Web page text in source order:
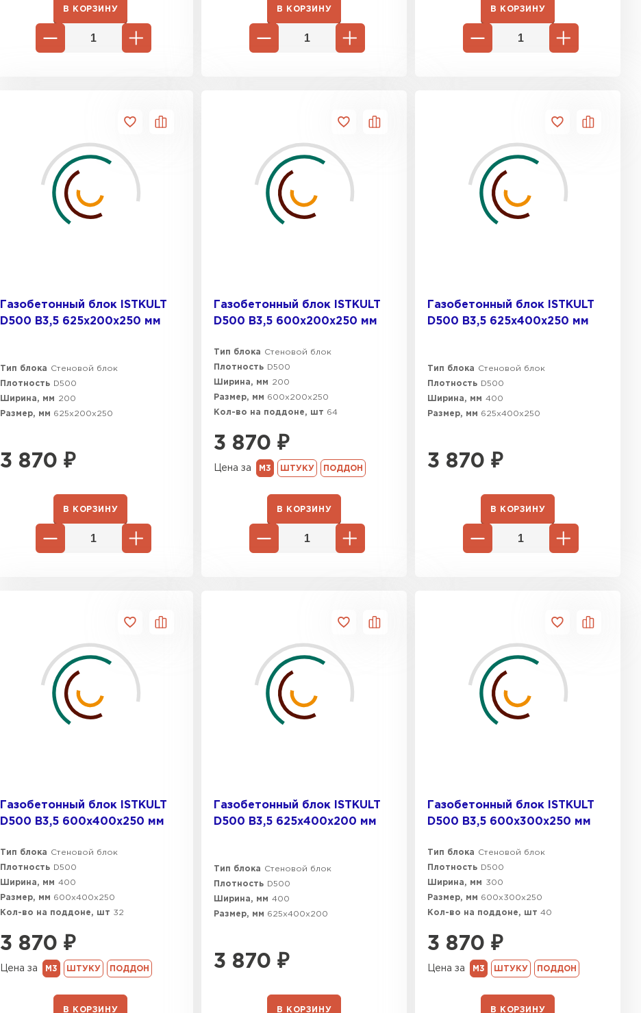
В КОРЗИНУ В КОРЗИНУ В КОРЗИНУ
Газобетонный блок ISTKULT
D500 B3,5 625х200х250 мм
Тип блока
Стеновой блок
Плотность
D500
Ширина, мм
200
Размер, мм 625х200х250
3 870 ₽
В КОРЗИНУ
Газобетонный блок ISTKULT
D500 B3,5 600х200х250 мм
Тип блока
Стеновой блок
Плотность
D500
Ширина, мм
200
Размер, мм 600х200х250
Кол-во на поддоне, шт 64
3 870 ₽
Цена за М3 ШТУКУ ПОДДОН
В КОРЗИНУ
Газобетонный блок ISTKULT
D500 B3,5 625х400х250 мм
Тип блока
Стеновой блок
Плотность
D500
Ширина, мм 400
Размер, мм 625х400х250
3 870 ₽
В КОРЗИНУ
Газобетонный блок ISTKULT
D500 B3,5 600х400х250 мм
Тип блока
Стеновой блок
Плотность
D500
Ширина, мм 400
Размер, мм 600х400х250
Кол-во на поддоне, шт 32
3 870 ₽
Цена за М3 ШТУКУ ПОДДОН
В КОРЗИНУ
Газобетонный блок ISTKULT
D500 B3,5 625х400х200 мм
Тип блока
Стеновой блок
Плотность
D500
Ширина, мм 400
Размер, мм 625х400х200
3 870 ₽
В КОРЗИНУ
Газобетонный блок ISTKULT
D500 B3,5 600х300х250 мм
Тип блока
Стеновой блок
Плотность
D500
Ширина, мм
300
Размер, мм 600х300х250
Кол-во на поддоне, шт 40
3 870 ₽
Цена за М3 ШТУКУ ПОДДОН
В КОРЗИНУ